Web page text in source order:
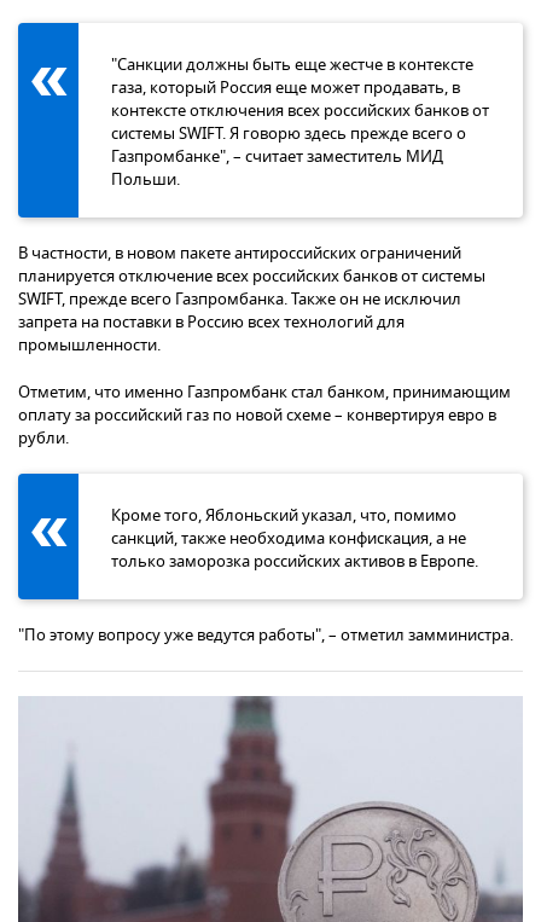
"Санкции должны быть еще жестче в контексте
газа, который Россия еще может продавать, в
контексте отключения всех российских банков от
системы SWIFT. Я говорю здесь прежде всего о
Газпромбанке", – считает заместитель МИД
Польши.
В частности, в новом пакете антироссийских ограничений
планируется отключение всех российских банков от системы
SWIFT, прежде всего Газпромбанка. Также он не исключил
запрета на поставки в Россию всех технологий для
промышленности.
Отметим, что именно Газпромбанк стал банком, принимающим
оплату за российский газ по новой схеме – конвертируя евро в
рубли.
Кроме того, Яблоньский указал, что, помимо
санкций, также необходима конфискация, а не
только заморозка российских активов в Европе.
"По этому вопросу уже ведутся работы", – отметил замминистра.